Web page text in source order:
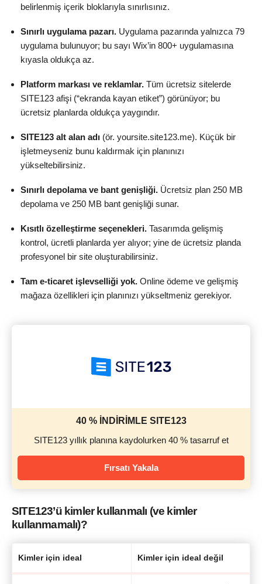
belirlenmiş içerik bloklarıyla sınırlısınız.
Sınırlı uygulama pazarı. Uygulama pazarında yalnızca 79
uygulama bulunuyor; bu sayı Wix’in 800+ uygulamasına
kıyasla oldukça az.
Platform markası ve reklamlar. Tüm ücretsiz sitelerde
SITE123 afişi (“ekranda kayan etiket”) görünüyor; bu
ücretsiz planlarda oldukça yaygındır.
SITE123 alt alan adı (ör. yoursite.site123.me). Küçük bir
işletmeyseniz bunu kaldırmak için planınızı
yükseltebilirsiniz.
Sınırlı depolama ve bant genişliği. Ücretsiz plan 250 MB
depolama ve 250 MB bant genişliği sunar.
Kısıtlı özelleştirme seçenekleri. Tasarımda gelişmiş
kontrol, ücretli planlarda yer alıyor; yine de ücretsiz planda
profesyonel bir site oluşturabilirsiniz.
Tam e-ticaret işlevselliği yok. Online ödeme ve gelişmiş
mağaza özellikleri için planınızı yükseltmeniz gerekiyor.
40 % İNDİRİMLE SITE123
SITE123 yıllık planına kaydolurken 40 % tasarruf et
Fırsatı Yakala
SITE123’ü kimler kullanmalı (ve kimler
kullanmamalı)?
Kimler için ideal Kimler için ideal değil